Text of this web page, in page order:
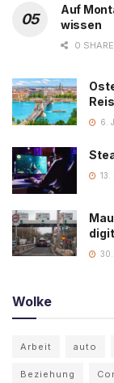
Auf
wissen
0
6.
13.
30.
Wolke
Arbeit auto
Beziehung